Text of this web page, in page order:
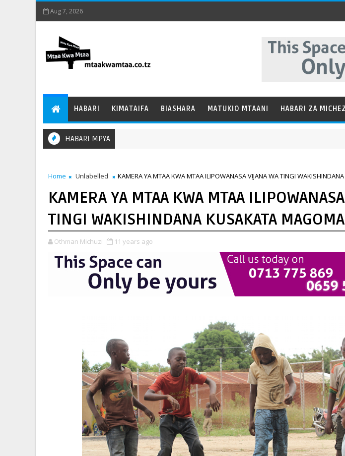
Aug 7, 2026
HABARI KIMATAIFA BIASHARA MATUKIO MTAANI HABARI ZA
HABARI MPYA
Home Unlabelled KAMERA YA MTAA KWA MTAA ILIPOWANASA VIJANA WA TINGI
KAMERA YA MTAA KWA MTAA
TINGI WAKISHINDANA KUSAKATA MAGOMA
Othman Michuzi 11 years ago